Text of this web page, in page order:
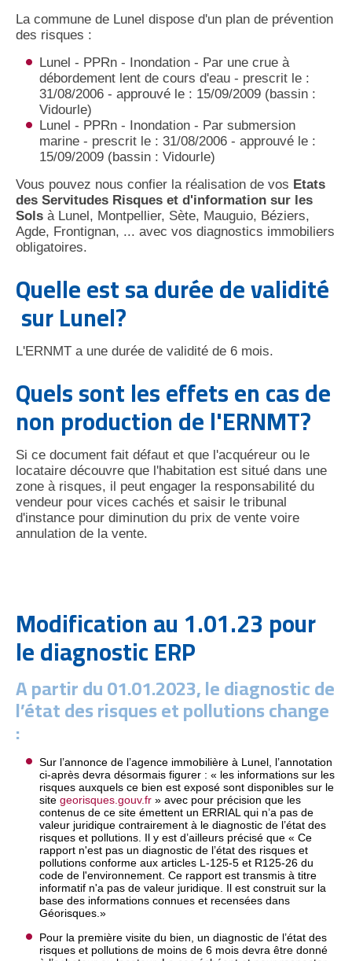
La commune de Lunel dispose d'un plan de prévention
des risques :
Lunel - PPRn - Inondation - Par une crue à
débordement lent de cours d'eau - prescrit le :
31/08/2006 - approuvé le : 15/09/2009 (bassin :
Vidourle)
Lunel - PPRn - Inondation - Par submersion
marine - prescrit le : 31/08/2006 - approuvé le :
15/09/2009 (bassin : Vidourle)
Vous pouvez nous confier la réalisation de vos Etats
des Servitudes Risques et d'information sur les
Sols à Lunel, Montpellier, Sète, Mauguio, Béziers,
Agde, Frontignan, ... avec vos diagnostics immobiliers
obligatoires.
Quelle est sa durée de validité
sur Lunel?
L'ERNMT a une durée de validité de 6 mois.
Quels sont les effets en cas de
non production de l'ERNMT?
Si ce document fait défaut et que l'acquéreur ou le
locataire découvre que l'habitation est situé dans une
zone à risques, il peut engager la responsabilité du
vendeur pour vices cachés et saisir le tribunal
d'instance pour diminution du prix de vente voire
annulation de la vente.
Modification au 1.01.23 pour
le diagnostic ERP
A partir du 01.01.2023, le diagnostic de
l’état des risques et pollutions change
:
Sur l’annonce de l’agence immobilière à Lunel, l’annotation
ci-après devra désormais figurer : « les informations sur les
risques auxquels ce bien est exposé sont disponibles sur le
site georisques.gouv.fr » avec pour précision que les
contenus de ce site émettent un ERRIAL qui n’a pas de
valeur juridique contrairement à le diagnostic de l’état des
risques et pollutions. Il y est d’ailleurs précisé que « Ce
rapport n'est pas un diagnostic de l’état des risques et
pollutions conforme aux articles L-125-5 et R125-26 du
code de l'environnement. Ce rapport est transmis à titre
informatif n'a pas de valeur juridique. Il est construit sur la
base des informations connues et recensées dans
Géorisques.»
Pour la première visite du bien, un diagnostic de l’état des
risques et pollutions de moins de 6 mois devra être donné